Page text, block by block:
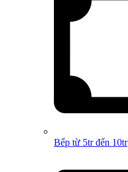
Bếp từ 5tr đến 10tr